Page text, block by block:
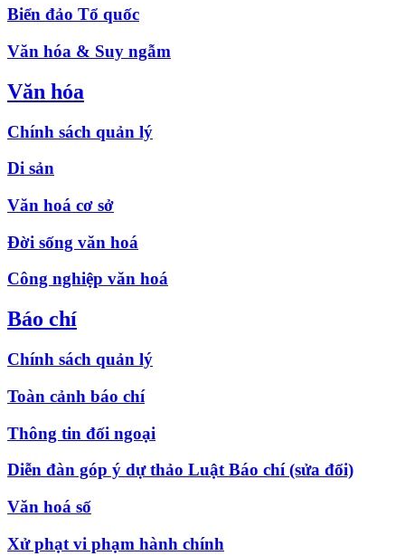
Biển đảo Tổ quốc
Văn hóa & Suy ngẫm
Văn hóa
Chính sách quản lý
Di sản
Văn hoá cơ sở
Đời sống văn hoá
Công nghiệp văn hoá
Báo chí
Chính sách quản lý
Toàn cảnh báo chí
Thông tin đối ngoại
Diễn đàn góp ý dự thảo Luật Báo chí (sửa đổi)
Văn hoá số
Xử phạt vi phạm hành chính